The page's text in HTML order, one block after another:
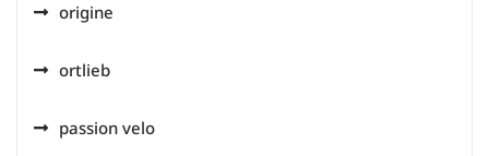
origine
ortlieb
passion velo